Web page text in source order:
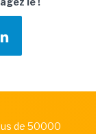
de 50000